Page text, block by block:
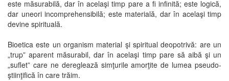
este măsurabilă, dar în acelaşi timp pare a fi infinită; este logică,
dar uneori incomprehensibilă; este materială, dar în acelaşi timp
devine spirituală.
Bioetica este un organism material şi spiritual deopotrivă: are un
„trup” aparent măsurabil, dar în acelaşi timp pare să aibă şi un
„suflet” care ne dereglează simţurile amorţite de lumea pseudo-
ştiinţifică în care trăim.